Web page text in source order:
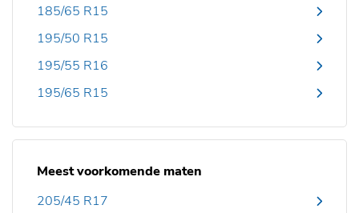
185/65 R15
195/50 R15
195/55 R16
195/65 R15
Meest voorkomende maten
205/45 R17